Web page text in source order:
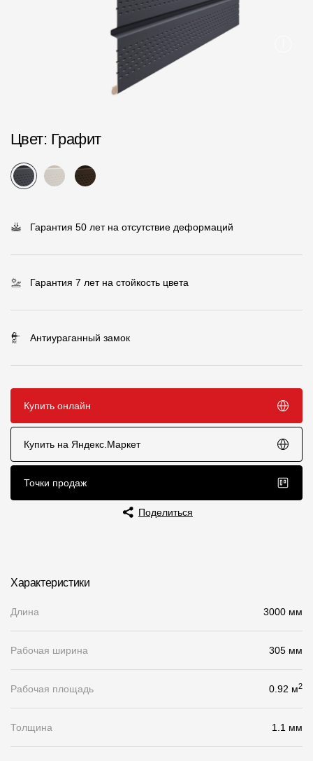
Пластиковые водосточные системы
Металлические водосточные системы
Чердачные лестницы
Документация
Документация
Технические листы
Рекламные материалы
Сертификаты
Гарантии
Чертежи
Текстуры
Фото объектов
Статьи
Сервисы
Компания
О компании
Контроль качества кровли
Качество фасадов
Цвет: Графит
Гарантия 50 лет на отсутствие деформаций
Гарантия 7 лет на стойкость цвета
Антиураганный замок
Купить онлайн
Купить на Яндекс.Маркет
Точки продаж
Поделиться
Характеристики
Длина 3000 мм
Рабочая ширина 305 мм
Рабочая площадь 0.92 м2
Толщина 1.1 мм